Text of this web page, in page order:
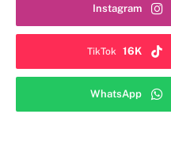
Instagram
TikTok 16K
WhatsApp